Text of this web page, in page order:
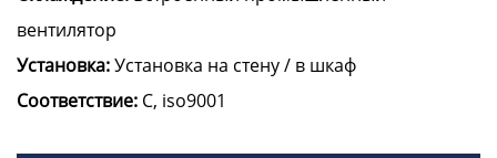
вентилятор
Установка:Установка на стену / в шкаф
Соответствие: C, iso9001